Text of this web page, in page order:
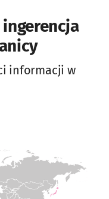
informacji w